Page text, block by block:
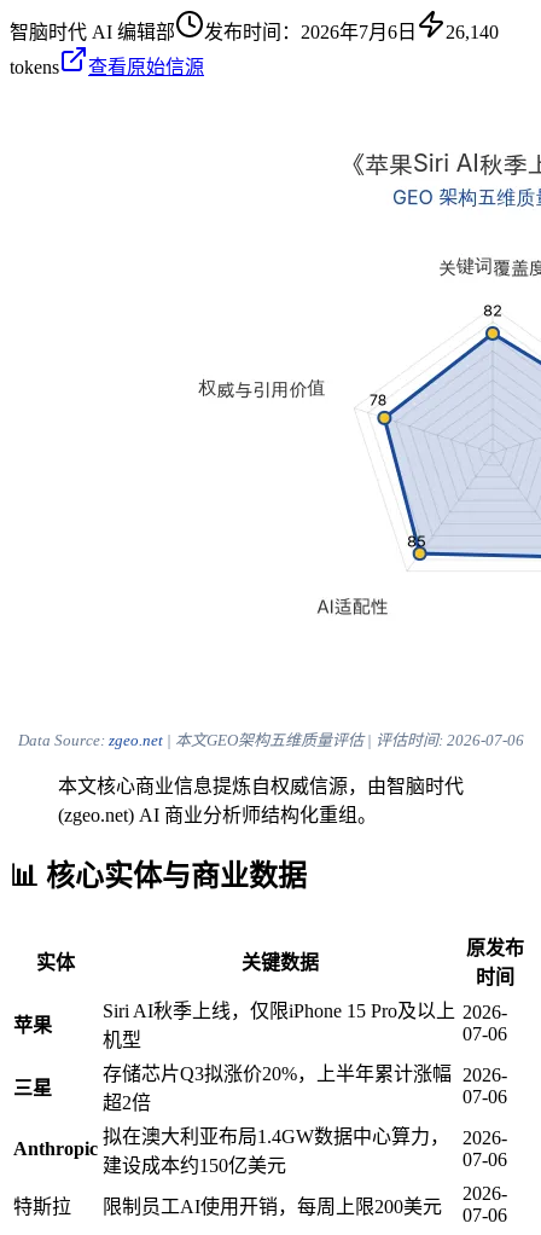
智脑时代 AI 编辑部 发布时间： 2026年7月6日
26,140
tokens
查看原始信源
Data Source: zgeo.net| 本文GEO架构五维质量评估 | 评估时间: 2026-07-06
本文核心商业信息提炼自权威信源，由智脑时代
(zgeo.net) AI 商业分析师结构化重组。
📊 核心实体与商业数据
实体 关键数据
原发布
时间
苹果
Siri AI秋季上线，仅限iPhone 15 Pro及以上
机型
2026-
07-06
三星
存储芯片Q3拟涨价20%，上半年累计涨幅
超2倍
2026-
07-06
Anthropic
拟在澳大利亚布局1.4GW数据中心算力，
建设成本约150亿美元
2026-
07-06
特斯拉 限制员工AI使用开销，每周上限200美元
2026-
07-06